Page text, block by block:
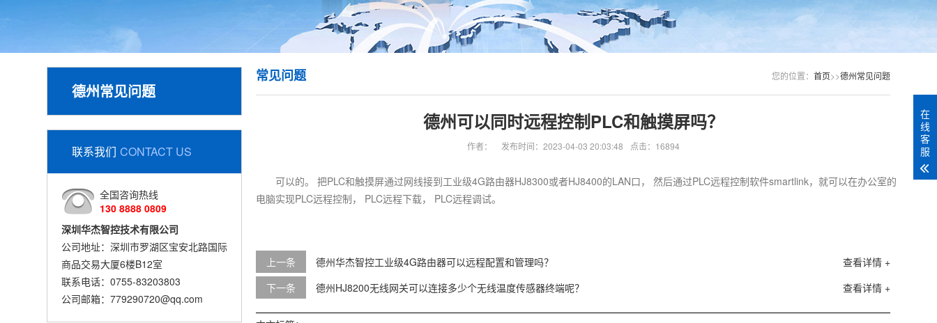
德州常见问题
联系我们 CONTACT US
全国咨询热线
130 8888 0809
深圳华杰智控技术有限公司
公司地址：深圳市罗湖区宝安北路国际
商品交易大厦6楼B12室
联系电话：0755-83203803
公司邮箱：779290720@qq.com
您的位置： 首页>>德州常见问题
常见问题
德州可以同时远程控制PLC和触摸屏吗？
作者： 发布时间：2023-04-03 20:03:48 点击：16894
可以的。 把PLC和触摸屏通过网线接到工业级4G路由器HJ8300或者HJ8400的LAN口， 然后通过PLC远程控制软件smartlink，就可以在办公室的
电脑实现PLC远程控制， PLC远程下载， PLC远程调试。
上一条 查看详情 +
德州华杰智控工业级4G路由器可以远程配置和管理吗？
下一条
查看详情 +
德州HJ8200无线网关可以连接多少个无线温度传感器终端呢？
在
线
客
服